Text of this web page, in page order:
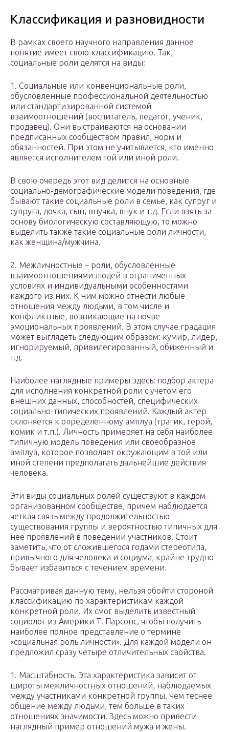
Классификация и разновидности
В рамках своего научного направления данное
понятие имеет свою классификацию. Так,
социальные роли делятся на виды:
1. Социальные или конвенциональные роли,
обусловленные профессиональной деятельностью
или стандартизированной системой
взаимоотношений (воспитатель, педагог, ученик,
продавец). Они выстраиваются на основании
предписанных сообществом правил, норм и
обязанностей. При этом не учитывается, кто именно
является исполнителем той или иной роли.
В свою очередь этот вид делится на основные
социально-демографические модели поведения, где
бывают такие социальные роли в семье, как супруг и
супруга, дочка, сын, внучка, внук и т.д. Если взять за
основу биологическую составляющую, то можно
выделить также такие социальные роли личности,
как женщина/мужчина.
2. Межличностные – роли, обусловленные
взаимоотношениями людей в ограниченных
условиях и индивидуальными особенностями
каждого из них. К ним можно отнести любые
отношения между людьми, в том числе и
конфликтные, возникающие на почве
эмоциональных проявлений. В этом случае градация
может выглядеть следующим образом: кумир, лидер,
игнорируемый, привилегированный, обиженный и
т.д.
Наиболее наглядные примеры здесь: подбор актера
для исполнения конкретной роли с учетом его
внешних данных, способностей, специфических
социально-типических проявлений. Каждый актер
склоняется к определенному амплуа (трагик, герой,
комик и т.п.). Личность примеряет на себя наиболее
типичную модель поведения или своеобразное
амплуа, которое позволяет окружающим в той или
иной степени предполагать дальнейшие действия
человека.
Эти виды социальных ролей существуют в каждом
организованном сообществе, причем наблюдается
четкая связь между продолжительностью
существования группы и вероятностью типичных для
нее проявлений в поведении участников. Стоит
заметить, что от сложившегося годами стереотипа,
привычного для человека и социума, крайне трудно
бывает избавиться с течением времени.
Рассматривая данную тему, нельзя обойти стороной
классификацию по характеристикам каждой
конкретной роли. Их смог выделить известный
социолог из Америки Т. Парсонс, чтобы получить
наиболее полное представление о термине
«социальная роль личности». Для каждой модели он
предложил сразу четыре отличительных свойства.
1. Масштабность. Эта характеристика зависит от
широты межличностных отношений, наблюдаемых
между участниками конкретной группы. Чем теснее
общение между людьми, тем больше в таких
отношениях значимости. Здесь можно привести
наглядный пример отношений мужа и жены.